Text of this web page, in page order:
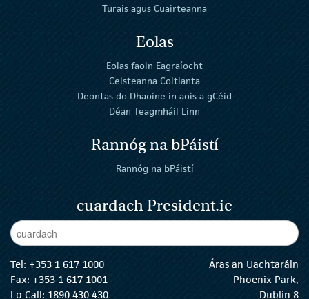
Turais agus Cuairteanna
Eolas
Eolas faoin Eagraíocht
Ceisteanna Coitianta
Deontas do Dhaoine in aois a gCéid
Déan Teagmháil Linn
Rannóg na bPáistí
Rannóg na bPáistí
cuardach President.ie
Enter Keywords
Tel: +353 1 617 1000
Fax: +353 1 617 1001
Lo Call: 1890 430 430
Áras an Uachtaráin
Phoenix Park,
Dublin 8